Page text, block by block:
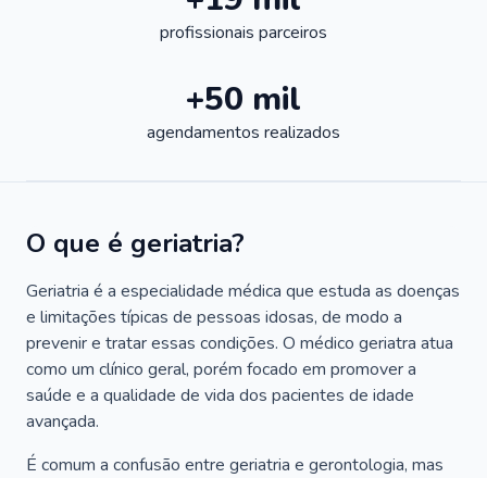
profissionais parceiros
+50 mil
agendamentos realizados
O que é geriatria?
Geriatria é a especialidade médica que estuda as doenças
e limitações típicas de pessoas idosas, de modo a
prevenir e tratar essas condições. O médico geriatra atua
como um clínico geral, porém focado em promover a
saúde e a qualidade de vida dos pacientes de idade
avançada.
É comum a confusão entre geriatria e gerontologia, mas